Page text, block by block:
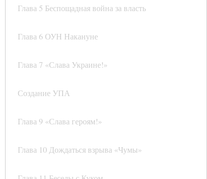
Глава 5 Беспощадная война за власть
Глава 6 ОУН Накануне
Глава 7 «Слава Украине!»
Создание УПА
Глава 9 «Слава героям!»
Глава 10 Дождаться взрыва «Чумы»